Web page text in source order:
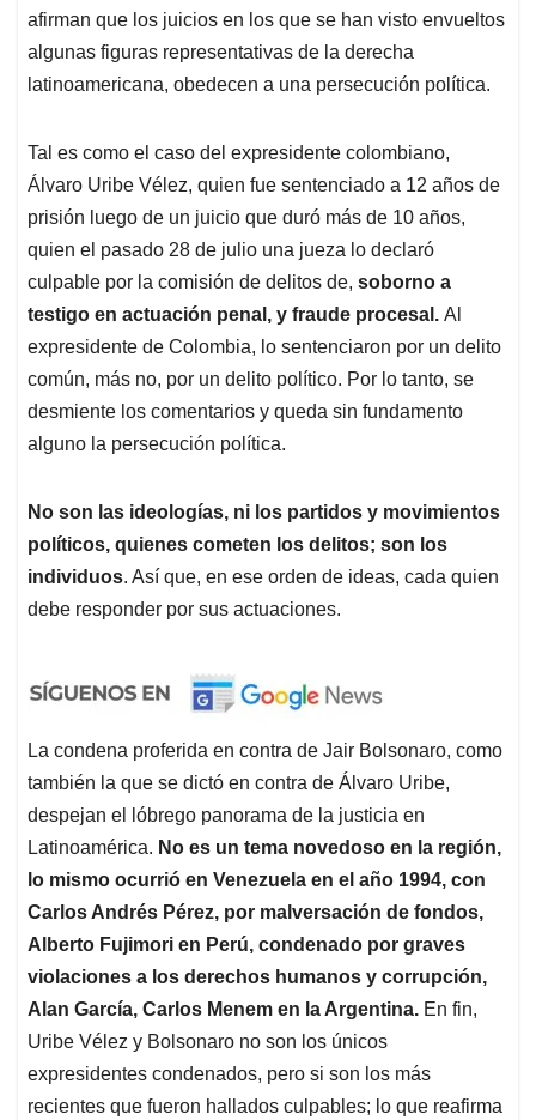
afirman que los juicios en los que se han visto envueltos
algunas figuras representativas de la derecha
latinoamericana, obedecen a una persecución política.
Tal es como el caso del expresidente colombiano,
Álvaro Uribe Vélez, quien fue sentenciado a 12 años de
prisión luego de un juicio que duró más de 10 años,
quien el pasado 28 de julio una jueza lo declaró
culpable por la comisión de delitos de, soborno a
testigo en actuación penal, y fraude procesal. Al
expresidente de Colombia, lo sentenciaron por un delito
común, más no, por un delito político. Por lo tanto, se
desmiente los comentarios y queda sin fundamento
alguno la persecución política.
No son las ideologías, ni los partidos y movimientos
políticos, quienes cometen los delitos; son los
individuos. Así que, en ese orden de ideas, cada quien
debe responder por sus actuaciones.
La condena proferida en contra de Jair Bolsonaro, como
también la que se dictó en contra de Álvaro Uribe,
despejan el lóbrego panorama de la justicia en
Latinoamérica. No es un tema novedoso en la región,
lo mismo ocurrió en Venezuela en el año 1994, con
Carlos Andrés Pérez, por malversación de fondos,
Alberto Fujimori en Perú, condenado por graves
violaciones a los derechos humanos y corrupción,
Alan García, Carlos Menem en la Argentina. En fin,
Uribe Vélez y Bolsonaro no son los únicos
expresidentes condenados, pero si son los más
recientes que fueron hallados culpables; lo que reafirma